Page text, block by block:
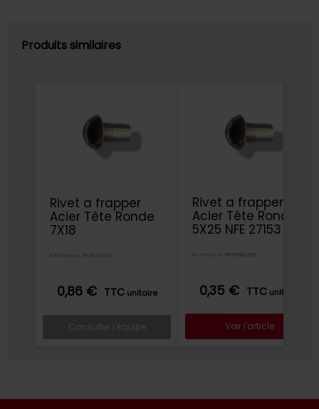
Produits similaires
Rivet a frapper
Acier Tête Ronde
7X18
Référence: RPAR70X180
0,86 € TTC unitaire
Consulter l'équipe
Rivet a frapper
Acier Tête Ronde
5X25 NFE 27153
Référence: RPAR50X250
0,35 € TTC unitaire
Voir l'article